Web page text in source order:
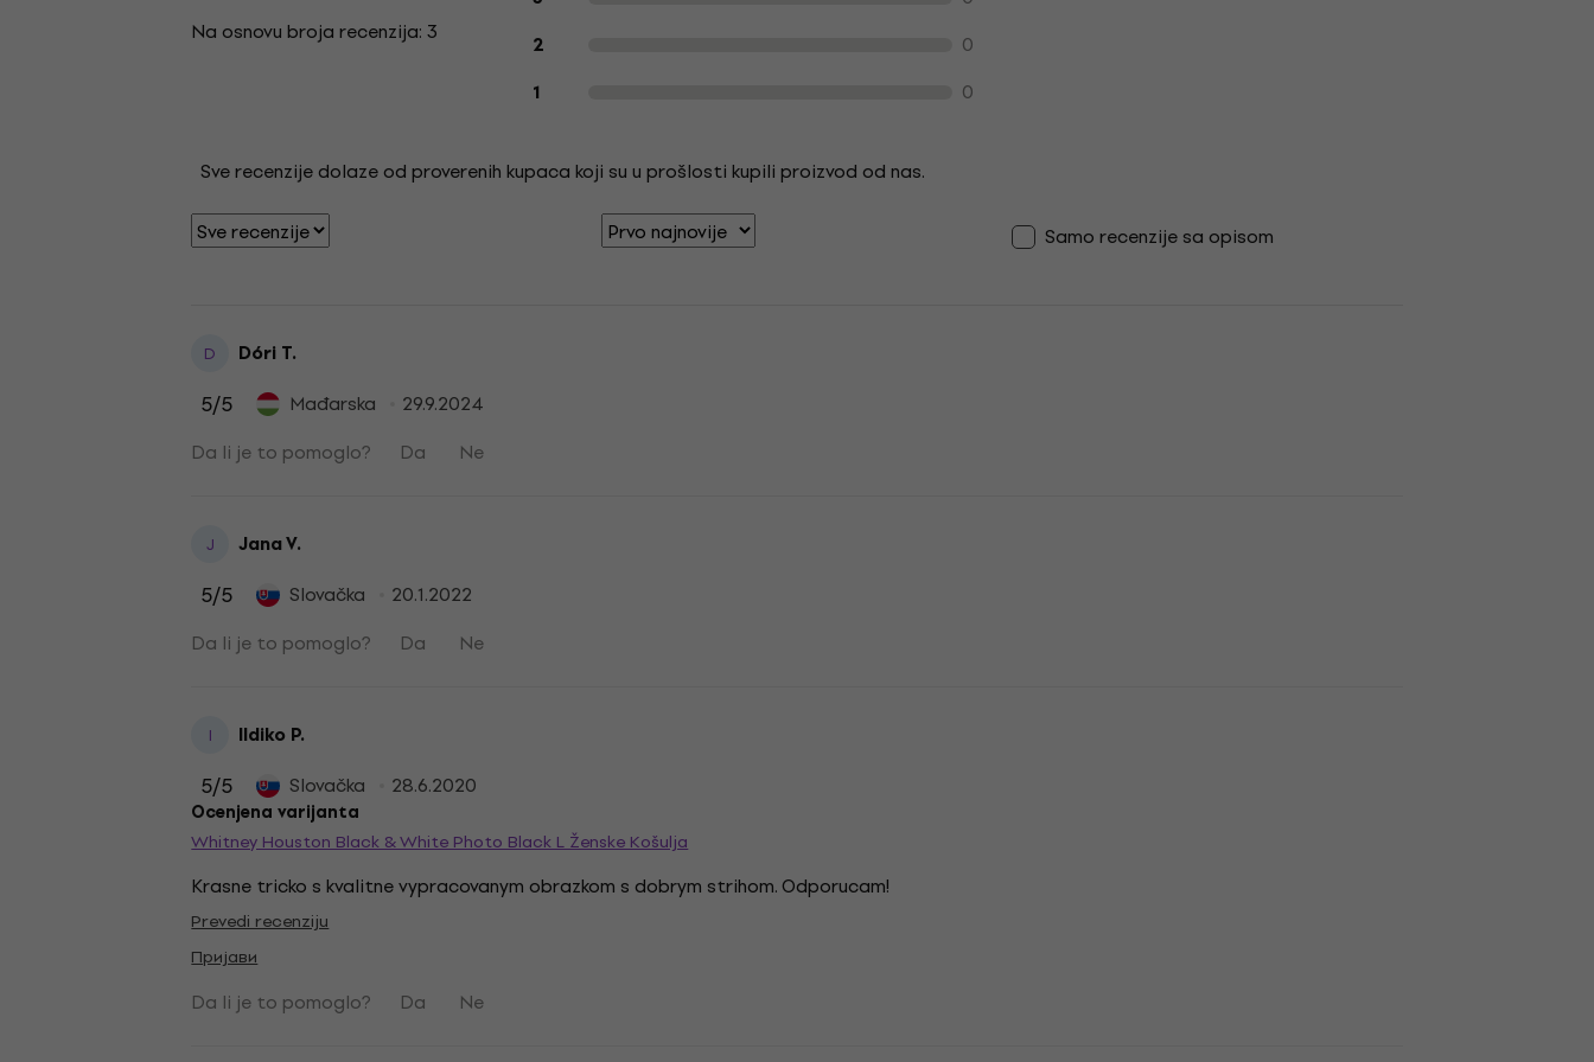
Na osnovu broja recenzija: 3 2 0
1 0
Sve recenzije dolaze od proverenih kupaca koji su u prošlosti kupili proizvod od nas.
Samo recenzije sa opisom
D Dóri T.
5/5 Mađarska
29.9.2024
Da li je to pomoglo?
Da Ne
J Jana V.
5/5 Slovačka
20.1.2022
Da li je to pomoglo?
Da Ne
I Ildiko P.
5/5 Slovačka 28.6.2020
Ocenjena varijanta
Whitney Houston Black & White Photo Black L Ženske Košulja
Krasne tricko s kvalitne vypracovanym obrazkom s dobrym strihom. Odporucam!
Prevedi recenziju
Пријави
Da li je to pomoglo? Da Ne